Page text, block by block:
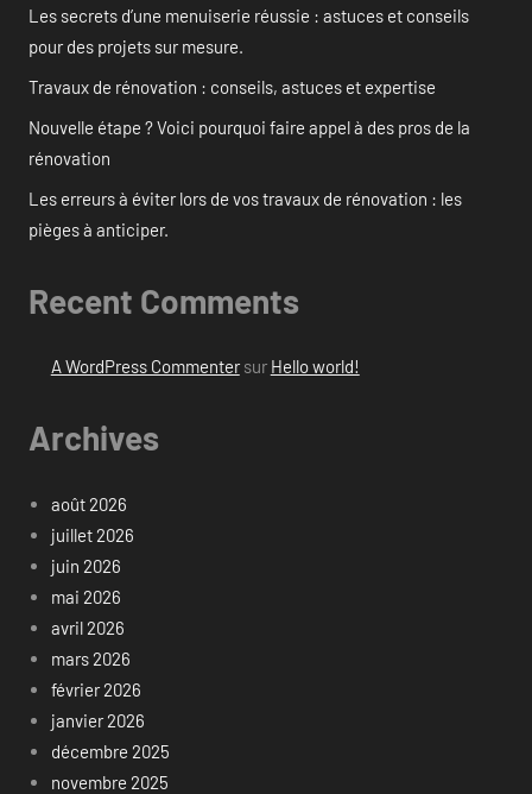
Les secrets d’une menuiserie réussie : astuces et conseils
pour des projets sur mesure.
Travaux de rénovation : conseils, astuces et expertise
Nouvelle étape ? Voici pourquoi faire appel à des pros de la
rénovation
Les erreurs à éviter lors de vos travaux de rénovation : les
pièges à anticiper.
Recent Comments
A WordPress Commentersur Hello world!
Archives
août 2026
juillet 2026
juin 2026
mai 2026
avril 2026
mars 2026
février 2026
janvier 2026
décembre 2025
novembre 2025